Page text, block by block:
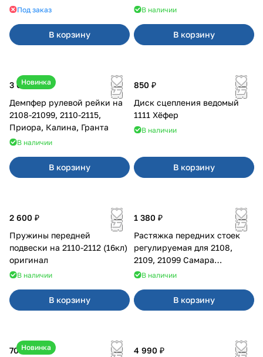
Под заказ
В корзину
В наличии
В корзину
Новинка
3 600 ₽
Демпфер рулевой рейки на
2108-21099, 2110-2115,
Приора, Калина, Гранта
В наличии
В корзину
850 ₽
Диск сцепления ведомый
1111 Хёфер
В наличии
В корзину
2 600 ₽
Пружины передней
подвески на 2110-2112 (16кл)
оригинал
В наличии
В корзину
1 380 ₽
Растяжка передних стоек
регулируемая для 2108,
2109, 21099 Самара
карбюратор
В наличии
В корзину
Новинка
700 ₽
4 990 ₽